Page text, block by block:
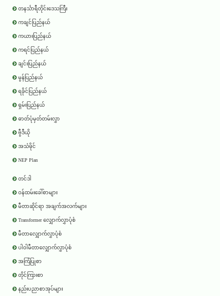
တနင်္သာရီတိုင်းဒေသကြီး
ကချင်ပြည်နယ်
ကယားပြည်နယ်
ကရင်ပြည်နယ်
ချင်းပြည်နယ်
မွန်ပြည်နယ်
ရခိုင်ပြည်နယ်
ရှမ်းပြည်နယ်
ဓာတ်ပုံမှတ်တမ်းလွှာ
ဗွီဒီယို
အသံဖိုင်
NEP Plan
တင်ဒါ
ဝန်ထမ်းခေါ်စာများ
မီတာဆိုင်ရာ အချက်အလက်များ
Transformer လျှောက်လွှာပုံစံ
မီတာလျှောက်လွှာပုံစံ
ပါဝါမီတာလျှောက်လွှာပုံစံ
အကြံပြုစာ
တိုင်ကြားစာ
နည်းပညာစာအုပ်များ